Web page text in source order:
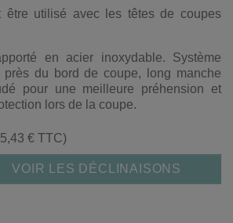
être utilisé avec les têtes de coupes
en acier inoxydable. Système
près du bord de coupe, long manche
pour une meilleure préhension et
lors de la coupe.
€ TTC)
VOIR LES DÉCLINAISONS